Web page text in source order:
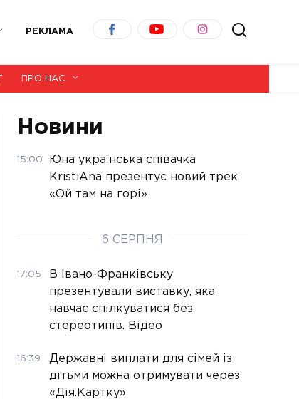
РЕКЛАМА
ПРО НАС
Новини
15:00
Юна українська співачка
KristiAna презентує новий трек
«Ой там на горі»
6 СЕРПНЯ
17:05
В Івано-Франківську
презентували виставку, яка
навчає спілкуватися без
стереотипів. Відео
16:39
Державні виплати для сімей із
дітьми можна отримувати через
«Дія.Картку»